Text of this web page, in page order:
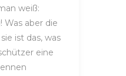
weiß:
Was aber die
ist das, was
eine